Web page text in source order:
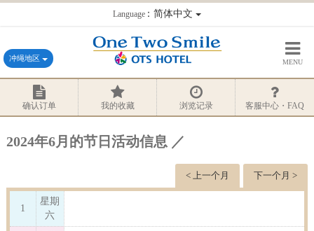
Language：简体中文
冲绳地区 MENU
确认订单 我的收藏 浏览记录 客服中心・FAQ
2024年6月的节日活动信息 ／
下一个月 >
< 上一个月
1
星期
六